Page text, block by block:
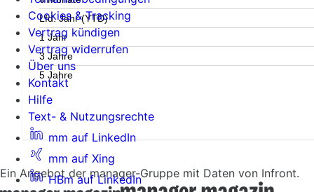
Lfd. Jahr (YTD)
1 Jahr
3 Jahre
5 Jahre
Ein Angebot der manager-Gruppe mit Daten von Infront.
Cookies & Tracking
Vertrag kündigen
Vertrag widerrufen
Über uns
Kontakt
Hilfe
Text- & Nutzungsrechte
mm auf LinkedIn
mm auf Xing
HBm auf LinkedIn